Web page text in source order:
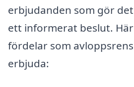
erbjudanden som gör
ett informerat beslut.
fördelar som
erbjuda: